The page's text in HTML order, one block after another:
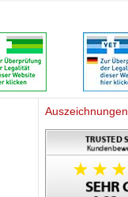
Auszeichnungen